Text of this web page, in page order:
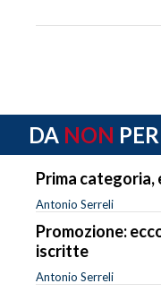
DA NON
Prima
Antonio Serreli
Promozione:
iscritte
Antonio Serreli